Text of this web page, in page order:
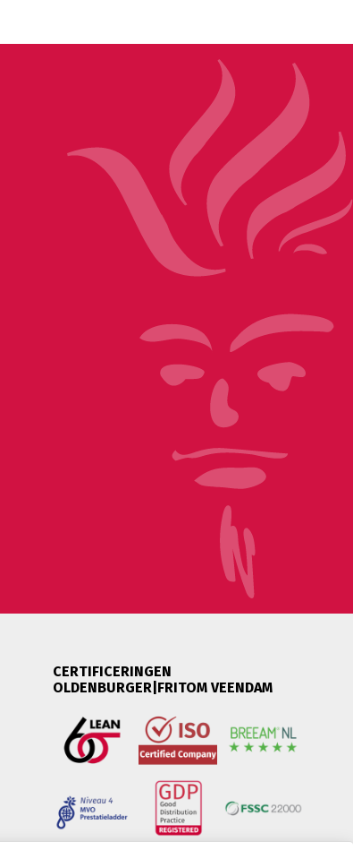
CERTIFICERINGEN
OLDENBURGER|FRITOM VEENDAM